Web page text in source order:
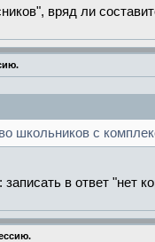
вряд ли
школьников с
в ответ "нет